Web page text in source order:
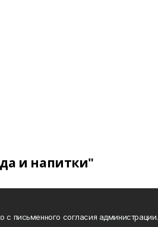
и напитки"
письменного согласия администрации.